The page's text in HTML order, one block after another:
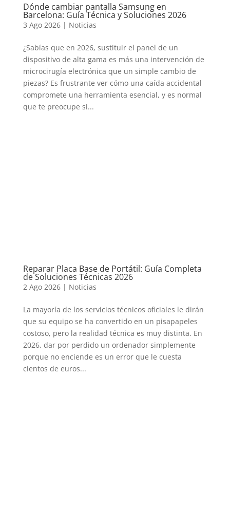
Dónde cambiar pantalla Samsung en
Barcelona: Guía Técnica y Soluciones 2026
3 Ago 2026| Noticias
¿Sabías que en 2026, sustituir el panel de un
dispositivo de alta gama es más una intervención de
microcirugía electrónica que un simple cambio de
piezas? Es frustrante ver cómo una caída accidental
compromete una herramienta esencial, y es normal
que te preocupe si...
Reparar Placa Base de Portátil: Guía Completa
de Soluciones Técnicas 2026
2 Ago 2026| Noticias
La mayoría de los servicios técnicos oficiales le dirán
que su equipo se ha convertido en un pisapapeles
costoso, pero la realidad técnica es muy distinta. En
2026, dar por perdido un ordenador simplemente
porque no enciende es un error que le cuesta
cientos de euros...